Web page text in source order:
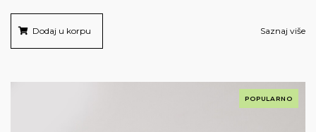
Dodaj u korpu Saznaj više
POPULARNO